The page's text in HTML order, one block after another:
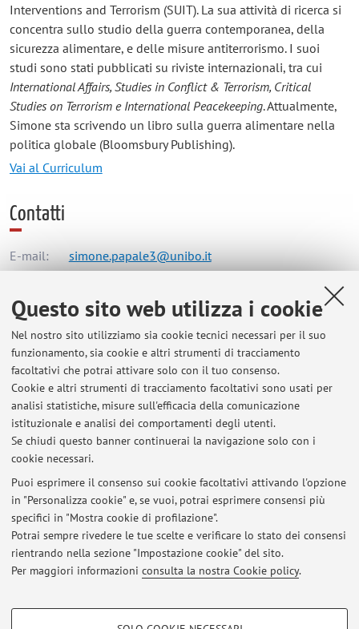
Questo sito web utilizza i cookie
Nel nostro sito utilizziamo sia cookie tecnici necessari per il suo
funzionamento, sia cookie e altri strumenti di tracciamento
facoltativi che potrai attivare solo con il tuo consenso.
Cookie e altri strumenti di tracciamento facoltativi sono usati per
analisi statistiche, misure sull'efficacia della comunicazione
istituzionale e analisi dei comportamenti degli utenti.
Se chiudi questo banner continuerai la navigazione solo con i
cookie necessari.
Puoi esprimere il consenso sui cookie facoltativi attivando l'opzione
in "Personalizza cookie" e, se vuoi, potrai esprimere consensi più
specifici in "Mostra cookie di profilazione".
Potrai sempre rivedere le tue scelte e verificare lo stato dei consensi
rientrando nella sezione "Impostazione cookie" del sito.
Per maggiori informazioni consulta la nostra Cookie policy.
COOKIE DI PROFILAZIONE - FACOLTATIVI
Interventions and Terrorism (SUIT). La sua attività di ricerca si
concentra sullo studio della guerra contemporanea, della
sicurezza alimentare, e delle misure antiterrorismo. I suoi
studi sono stati pubblicati su riviste internazionali, tra cui
International Affairs, Studies in Conflict & Terrorism, Critical
Studies on Terrorism e International Peacekeeping. Attualmente,
Simone sta scrivendo un libro sulla guerra alimentare nella
politica globale (Bloomsbury Publishing).
Vai al Curriculum
Contatti
E-mail: simone.papale3@unibo.it
Dipartimento di Scienze Politiche e Sociali
Strada Maggiore 45, Bologna - Vai alla mappa
Risorse in rete
ORCID
Ultimi avvisi
Al momento non sono presenti avvisi.